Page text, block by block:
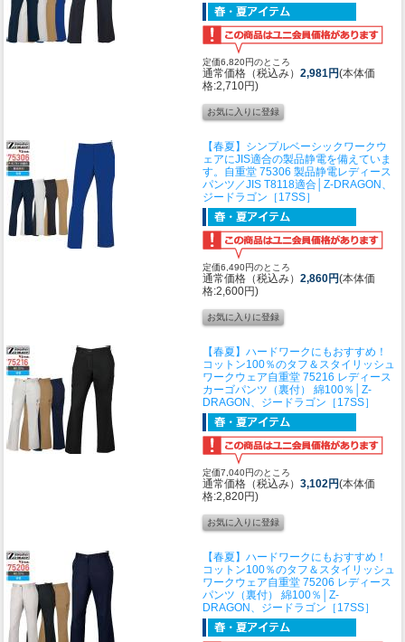
定価6,820円のところ
通常価格（税込み） 2,981円(本体価
格:2,710円)
【春夏】シンプルベーシックワークウ
ェアにJIS適合の製品静電を備えていま
す。 自重堂 75306 製品静電レディース
パンツ／JIS T8118適合│Z-DRAGON、
ジードラゴン［17SS］
定価6,490円のところ
通常価格（税込み） 2,860円(本体価
格:2,600円)
【春夏】ハードワークにもおすすめ！
コットン100％のタフ＆スタイリッシュ
ワークウェア自重堂 75216 レディース
カーゴパンツ（裏付） 綿100％│Z-
DRAGON、ジードラゴン［17SS］
定価7,040円のところ
通常価格（税込み） 3,102円(本体価
格:2,820円)
【春夏】ハードワークにもおすすめ！
コットン100％のタフ＆スタイリッシュ
ワークウェア自重堂 75206 レディース
パンツ（裏付） 綿100％│Z-
DRAGON、ジードラゴン［17SS］